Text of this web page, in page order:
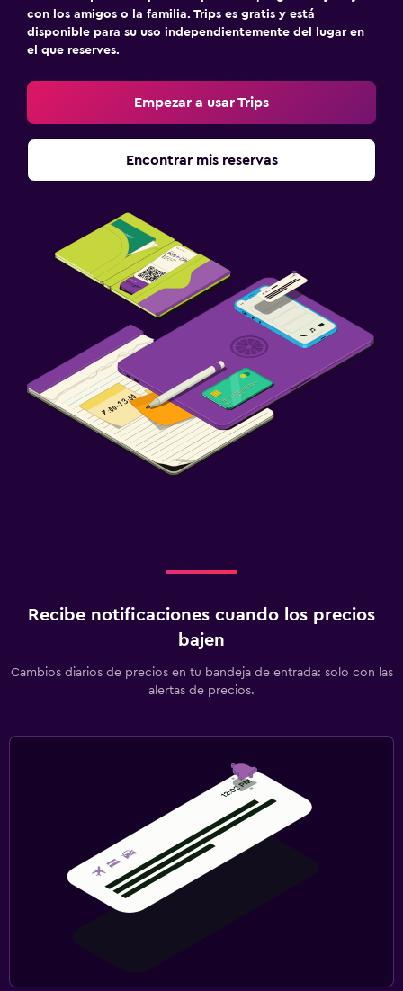
con los amigos o la familia. Trips es gratis y está
disponible para su uso independientemente del lugar en
el que reserves.
Empezar a usar Trips
Encontrar mis reservas
Recibe notificaciones cuando los precios
bajen
Cambios diarios de precios en tu bandeja de entrada: solo con las
alertas de precios.